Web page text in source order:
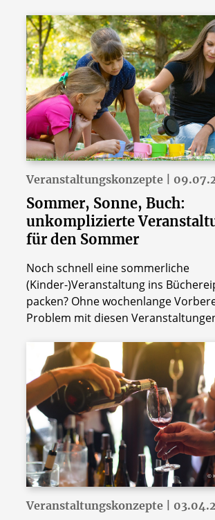
©
Veranstaltungskonzepte |
Sommer, Sonne, Buch:
unkomplizierte
für den Sommer
Noch schnell eine sommerliche
(Kinder-)Veranstaltung ins
packen? Ohne wochenlange
Problem mit diesen
©
Veranstaltungskonzepte |